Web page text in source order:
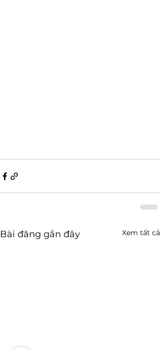
Bài đăng gần đây Xem tất cả